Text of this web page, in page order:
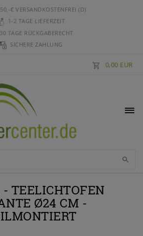
€ VERSANDKOSTENFREI (D)
1-2 TAGE LIEFERZEIT
30 TAGE RÜCKGABERECHT
SICHERE ZAHLUNG
0,00 EUR
TEELICHTOFEN
Ø24 CM -